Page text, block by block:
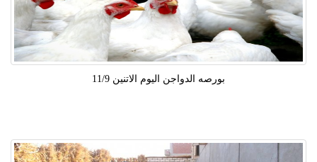
بورصه الدواجن اليوم الاتنين 11/9